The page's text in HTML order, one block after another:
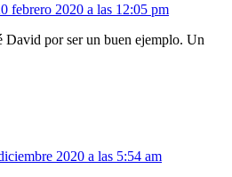
febrero 2020 a las 12:05 pm
David por ser un buen ejemplo. Un
2020 a las 5:54 am